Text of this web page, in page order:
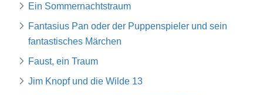
Ein Sommernachtstraum
Fantasius Pan oder der Puppenspieler und sein
fantastisches Märchen
Faust, ein Traum
Jim Knopf und die Wilde 13